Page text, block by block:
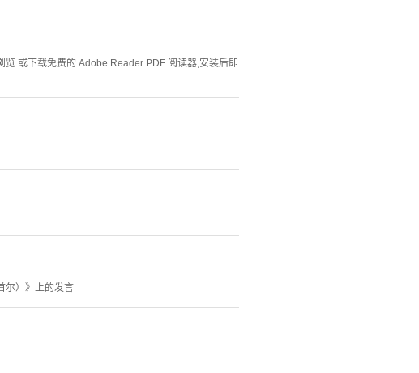
或下载免费的 Adobe Reader PDF 阅读器,安装后即
）》上的发言